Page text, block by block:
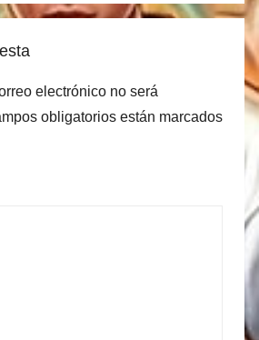
electrónico no será
obligatorios están marcados